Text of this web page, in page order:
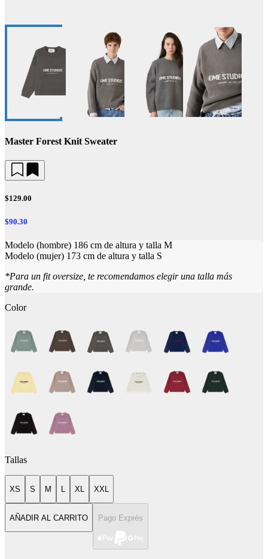
Master Forest Knit Sweater
$129.00
$90.30
Modelo (hombre) 186 cm de altura y talla M
Modelo (mujer) 173 cm de altura y talla S
*Para un fit oversize, te recomendamos elegir una talla más
grande.
Color
Tallas
XS S M L XL XXL
AÑADIR AL CARRITO Pago Exprés